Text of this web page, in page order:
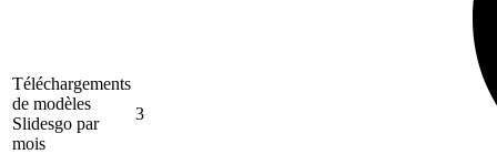
Téléchargements
de modèles
Slidesgo par
mois
3